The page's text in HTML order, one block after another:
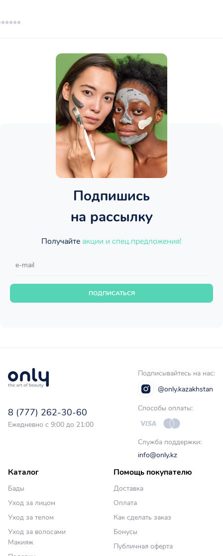
Подпишись
на рассылку
Получайте акции и спец.предложения!
ПОДПИСАТЬСЯ
8 (777) 262-30-60
Ежедневно с 9:00 до 21:00
Подписывайтесь на нас:
@only.kazakhstan
Способы оплаты:
Служба поддержки:
info@only.kz
Каталог
Бады
Уход за лицом
Уход за телом
Уход за волосами
Макияж
Помощь покупателю
Доставка
Оплата
Как сделать заказ
Бонусы
Публичная оферта